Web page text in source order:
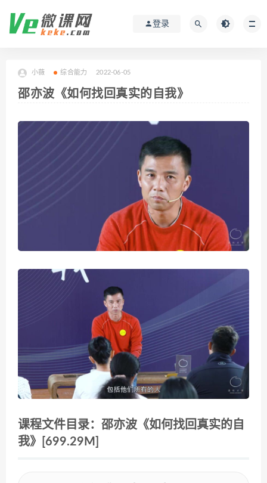
登录
小薇 综合能力 2022-06-05
邵亦波《如何找回真实的自我》
课程文件目录：邵亦波《如何找回真实的自
我》[699.29M]